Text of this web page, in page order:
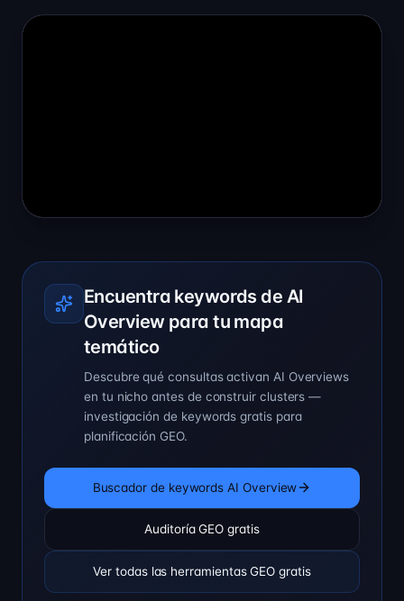
Encuentra keywords de AI
Overview para tu mapa
temático
Descubre qué consultas activan AI Overviews
en tu nicho antes de construir clusters —
investigación de keywords gratis para
planificación GEO.
Buscador de keywords AI Overview
Auditoría GEO gratis
Ver todas las herramientas GEO gratis